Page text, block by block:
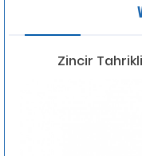
Zincir